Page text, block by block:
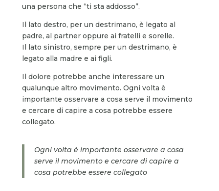
una persona che “ti sta addosso”.
Il lato destro, per un destrimano, è legato al
padre, al partner oppure ai fratelli e sorelle.
Il lato sinistro, sempre per un destrimano, è
legato alla madre e ai figli.
Il dolore potrebbe anche interessare un
qualunque altro movimento. Ogni volta è
importante osservare a cosa serve il movimento
e cercare di capire a cosa potrebbe essere
collegato.
Ogni volta è importante osservare a cosa
serve il movimento e cercare di capire a
cosa potrebbe essere collegato